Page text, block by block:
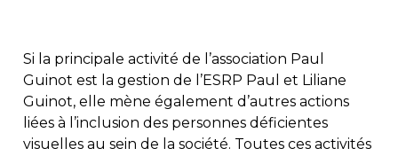
Si la principale activité de l’association Paul
Guinot est la gestion de l’ESRP Paul et Liliane
Guinot, elle mène également d’autres actions
liées à l’inclusion des personnes déficientes
visuelles au sein de la société. Toutes ces activités